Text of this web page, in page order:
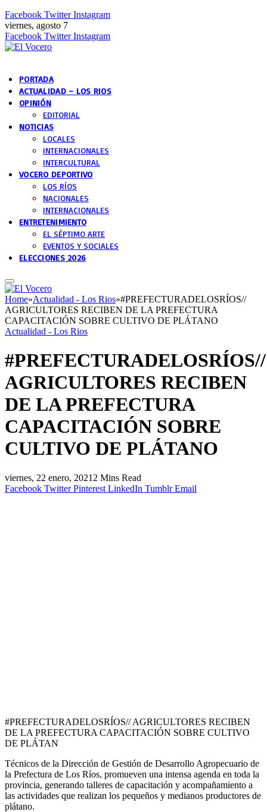
Facebook Twitter Instagram
viernes, agosto 7
Facebook Twitter Instagram
PORTADA
ACTUALIDAD – LOS RIOS
OPINIÓN
EDITORIAL
NOTICIAS
LOCALES
INTERNACIONALES
INTERCULTURAL
VOCERO DEPORTIVO
LOS RÍOS
NACIONALES
INTERNACIONALES
ENTRETENIMIENTO
EL SÉPTIMO ARTE
EVENTOS Y SOCIALES
ELECCIONES 2026
Home»Actualidad - Los Rios»#PREFECTURADELOSRÍOS//
AGRICULTORES RECIBEN DE LA PREFECTURA
CAPACITACIÓN SOBRE CULTIVO DE PLÁTANO
Actualidad - Los Rios
#PREFECTURADELOSRÍOS//
AGRICULTORES RECIBEN
DE LA PREFECTURA
CAPACITACIÓN SOBRE
CULTIVO DE PLÁTANO
viernes, 22 enero, 2021 2 Mins Read
Facebook Twitter Pinterest LinkedIn Tumblr Email
#PREFECTURADELOSRÍOS// AGRICULTORES RECIBEN
DE LA PREFECTURA CAPACITACIÓN SOBRE CULTIVO
DE PLÁTAN
Técnicos de la Dirección de Gestión de Desarrollo Agropecuario de
la Prefectura de Los Ríos, promueven una intensa agenda en toda la
provincia, generando talleres de capacitación y acompañamiento a
las actividades que realizan los pequeños y medianos productores de
plátano.